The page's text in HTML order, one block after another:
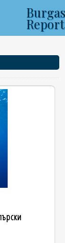
Burgas